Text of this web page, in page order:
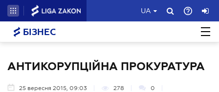
UA
БІЗНЕС
АНТИКОРУПЦІЙНА ПРОКУРАТУРА
25 вересня 2015, 09:03 278 0